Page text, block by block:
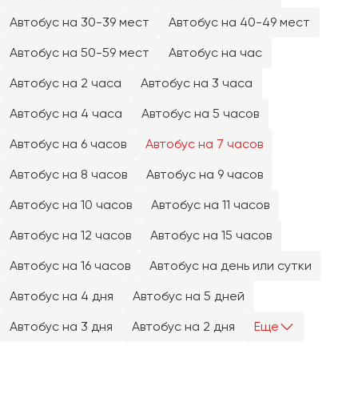
Автобус на 30-39 мест
Автобус на 40-49 мест
Автобус на 50-59 мест
Автобус на час
Автобус на 2 часа
Автобус на 3 часа
Автобус на 4 часа
Автобус на 5 часов
Автобус на 6 часов
Автобус на 7 часов
Автобус на 8 часов
Автобус на 9 часов
Автобус на 10 часов
Автобус на 11 часов
Автобус на 12 часов
Автобус на 15 часов
Автобус на 16 часов
Автобус на день или сутки
Автобус на 4 дня
Автобус на 5 дней
Автобус на 3 дня
Автобус на 2 дня Еще
Феодосия
Чебоксары
Челябинск
Чита
Ярославль